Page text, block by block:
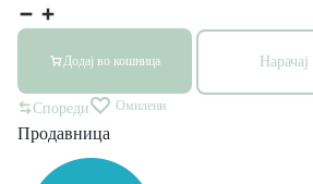
Додај во кошница Нарачај
Спореди Омилени
Продавница